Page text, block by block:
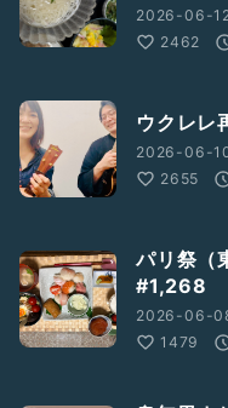
2026-06-
2462
ウクレ
2026-06-
2655
パリ祭（
#1,268
2026-06-
1479